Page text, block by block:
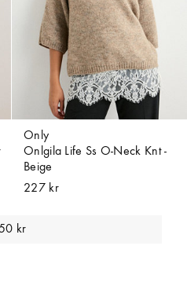
Only
Onlgila Life Ss O-Neck Knt -
Beige
227 kr
kr